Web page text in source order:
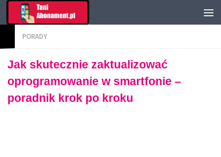
PORADY
Jak skutecznie zaktualizować
oprogramowanie w smartfonie –
poradnik krok po kroku